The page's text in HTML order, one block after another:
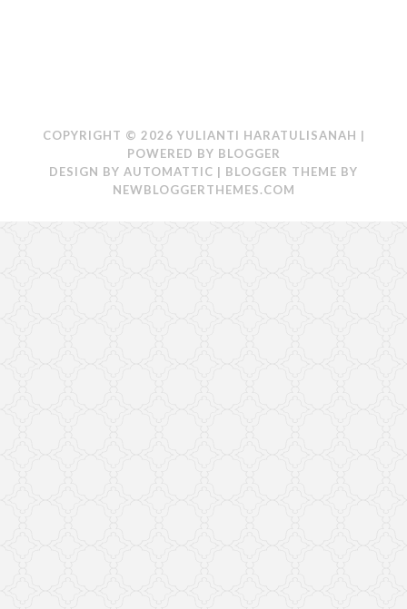
COPYRIGHT © 2026 YULIANTI HARATULISANAH |
POWERED BY BLOGGER
DESIGN BY AUTOMATTIC | BLOGGER THEME BY
NEWBLOGGERTHEMES.COM